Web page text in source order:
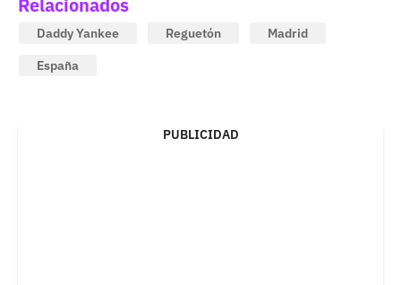
Daddy Yankee Reguetón
Madrid
España
PUBLICIDAD